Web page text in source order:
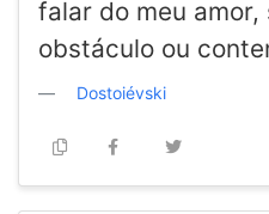
falar do meu amor,
obstáculo ou
Dostoiévski